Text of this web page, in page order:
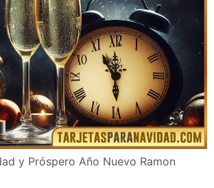
y Próspero Año Nuevo Ramon